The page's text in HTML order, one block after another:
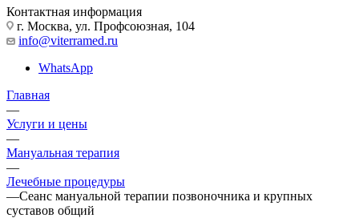
Контактная информация
г. Москва, ул. Профсоюзная, 104
info@viterramed.ru
WhatsApp
Главная
—
Услуги и цены
—
Мануальная терапия
—
Лечебные процедуры
—Сеанс мануальной терапии позвоночника и крупных
суставов общий